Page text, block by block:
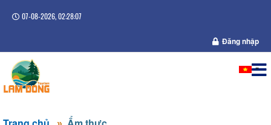
07-08-2026, 02:28:07
Đăng nhập